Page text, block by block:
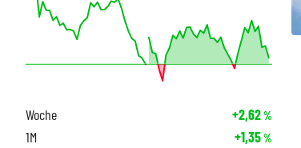
Woche +2,62%
1M +1,35%